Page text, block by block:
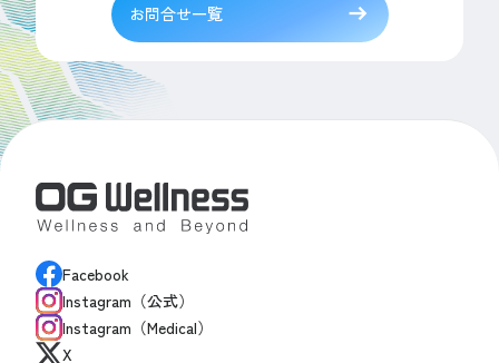
お問合せ一覧
Facebook
Instagram（公式）
Instagram（Medical）
X